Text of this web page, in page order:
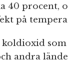
40 procent,
på
som
andra